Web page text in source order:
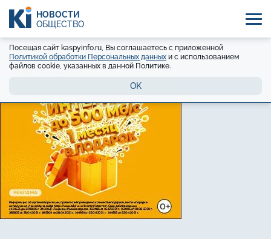
НОВОСТИ
ОБЩЕСТВО
Посещая сайт kaspyinfo.ru, Вы соглашаетесь с приложенной
Политикой обработки Персональных данных и с использованием
файлов cookie, указанных в данной Политике.
OK